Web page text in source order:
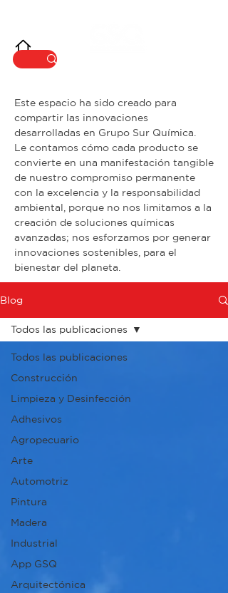
Este espacio ha sido creado para
compartir las innovaciones
desarrolladas en Grupo Sur Química.
Le contamos cómo cada producto se
convierte en una manifestación tangible
de nuestro compromiso permanente
con la excelencia y la responsabilidad
ambiental, porque no nos limitamos a la
creación de soluciones químicas
avanzadas; nos esforzamos por generar
innovaciones sostenibles, para el
bienestar del planeta.
Blog
Todos las publicaciones
Construcción
Limpieza y Desinfección
Adhesivos
Agropecuario
Arte
Automotriz
Pintura
Madera
Industrial
App GSQ
Arquitectónica
Todos las publicaciones